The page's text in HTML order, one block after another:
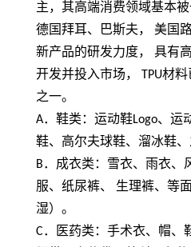
主，其高端消费领域基本
德国拜耳、巴斯夫， 美国
新产品的研发力度， 具有
开发并投入市场， TPU材料
之一。
A．鞋类：运动鞋Logo、运
鞋、高尔夫球鞋、溜冰鞋
B．成衣类：雪衣、雨衣、
服、纸尿裤、 生理裤、等
湿）。
C．医药类：手术衣、帽、